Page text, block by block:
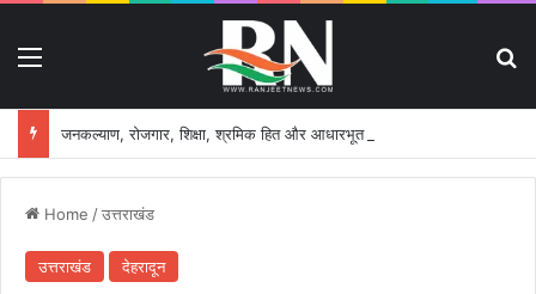
Home /उत्तराखंड
उत्तराखंड देहरादून